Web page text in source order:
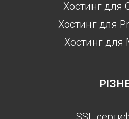
Хостинг для
Хостинг для
Хостинг для